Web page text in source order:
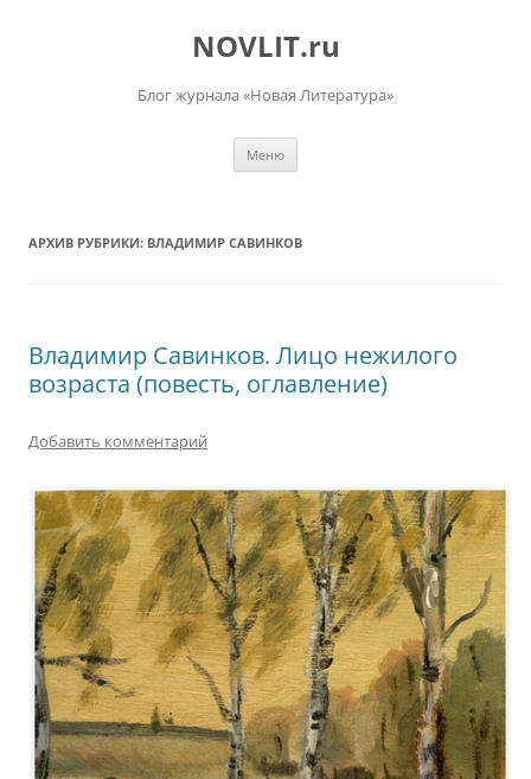
NOVLIT.ru
Блог журнала «Новая Литература»
Меню
АРХИВ РУБРИКИ: ВЛАДИМИР САВИНКОВ
Владимир Савинков. Лицо нежилого
возраста (повесть, оглавление)
Добавить комментарий